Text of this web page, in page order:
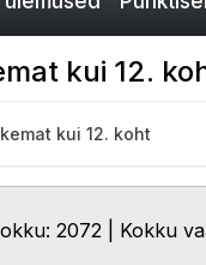
kui 12.
kui 12. koht
2072 | Kokku